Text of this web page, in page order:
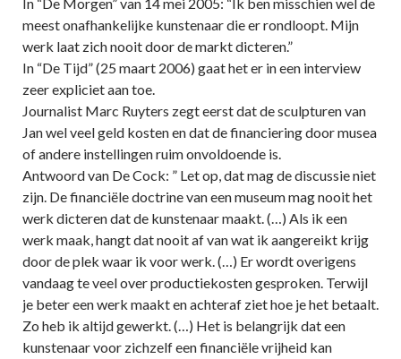
meest onafhankelijke kunstenaar die er rondloopt. Mijn
werk laat zich nooit door de markt dicteren.”
In “De Tijd” (25 maart 2006) gaat het er in een interview
zeer expliciet aan toe.
Journalist Marc Ruyters zegt eerst dat de sculpturen van
Jan wel veel geld kosten en dat de financiering door musea
of andere instellingen ruim onvoldoende is.
Antwoord van De Cock: ” Let op, dat mag de discussie niet
zijn. De financiële doctrine van een museum mag nooit het
werk dicteren dat de kunstenaar maakt. (…) Als ik een
werk maak, hangt dat nooit af van wat ik aangereikt krijg
door de plek waar ik voor werk. (…) Er wordt overigens
vandaag te veel over productiekosten gesproken. Terwijl
je beter een werk maakt en achteraf ziet hoe je het betaalt.
Zo heb ik altijd gewerkt. (…) Het is belangrijk dat een
kunstenaar voor zichzelf een financiële vrijheid kan